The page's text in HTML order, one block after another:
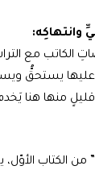
وانتهاكِه:
الكاتب مع
عليها يستحقُّ
منها هنا
الكتاب الأوّل،